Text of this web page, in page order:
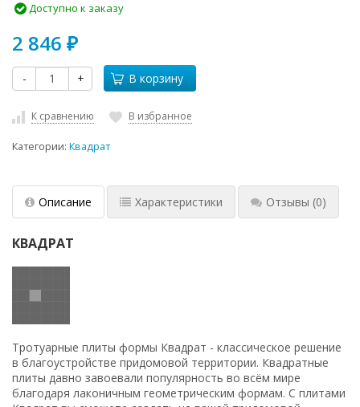
Доступно к заказу
2 846 ₽
- + В корзину
К сравнению В избранное
Категории: Квадрат
Описание Характеристики Отзывы (0)
КВАДРАТ
Тротуарные плиты формы Квадрат - классическое решение
в благоустройстве придомовой территории. Квадратные
плиты давно завоевали популярность во всём мире
благодаря лаконичным геометрическим формам. С плитами